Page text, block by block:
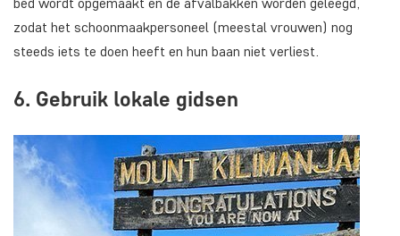
zodat het schoonmaakpersoneel (meestal vrouwen) nog
steeds iets te doen heeft en hun baan niet verliest.
6. Gebruik lokale gidsen